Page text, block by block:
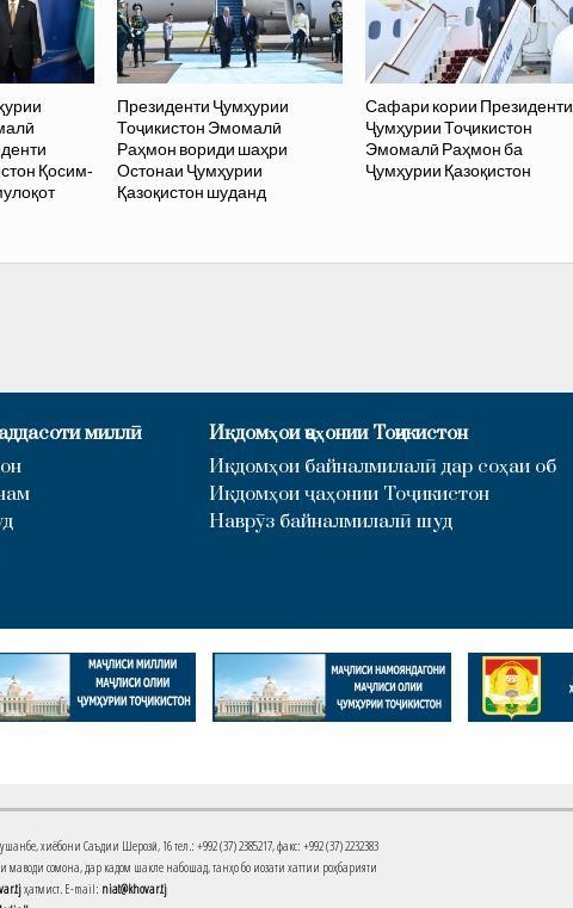
Қосим-
Президенти Ҷумҳурии
Тоҷикистон Эмомалӣ
Раҳмон вориди шаҳри
Остонаи Ҷумҳурии
Қазоқистон шуданд
Сафари кории Президенти
Ҷумҳурии Тоҷикистон
Эмомалӣ Раҳмон ба
Ҷумҳурии Қазоқистон
миллӣ
Иқдомҳои ҷаҳонии Тоҷикистон
Иқдомҳои байналмилалӣ дар соҳаи об
Иқдомҳои ҷаҳонии Тоҷикистон
Наврӯз байналмилалӣ шуд
хиёбони Саъдии Шерозӣ, 16 тел.: +992 (37) 2385217, факс: +992 (37) 2232383
сомона, дар кадом шакле набошад, танҳо бо иҷозати хаттии роҳбарияти
ҳатмист. E-mail: niat@khovar.tj